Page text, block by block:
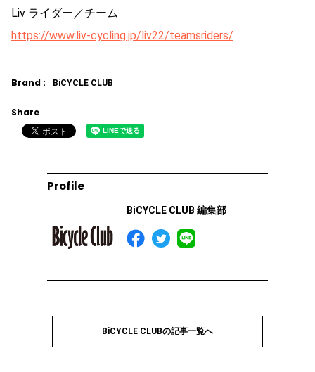
Liv ライダー／チーム
https://www.liv-cycling.jp/liv22/teamsriders/
Brand : BiCYCLE CLUB
Share
Profile
BiCYCLE CLUB 編集部
BiCYCLE CLUBの記事一覧へ